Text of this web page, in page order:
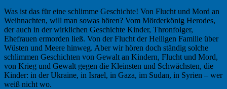
Was ist das für eine schlimme Geschichte! Von Flucht und Mord an
Weihnachten, will man sowas hören? Vom Mörderkönig Herodes,
der auch in der wirklichen Geschichte Kinder, Thronfolger,
Ehefrauen ermorden ließ. Von der Flucht der Heiligen Familie über
Wüsten und Meere hinweg. Aber wir hören doch ständig solche
schlimmen Geschichten von Gewalt an Kindern, Flucht und Mord,
von Krieg und Gewalt gegen die Kleinsten und Schwächsten, die
Kinder: in der Ukraine, in Israel, in Gaza, im Sudan, in Syrien – wer
weiß nicht wo.